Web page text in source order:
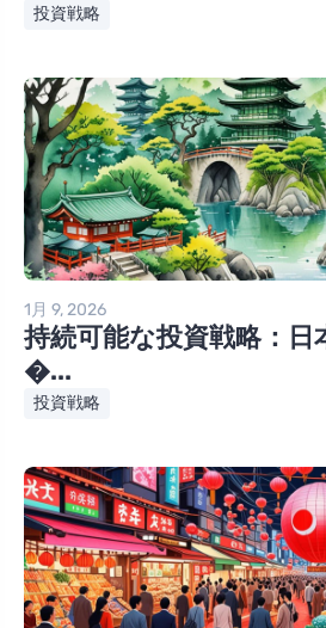
投資戦略
1月 9, 2026
持続可能な投資戦略：日
�...
投資戦略